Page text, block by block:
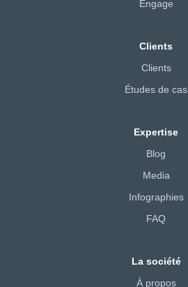
Engage
Clients
Clients
Études de cas
Expertise
Blog
Media
Infographies
FAQ
La société
À propos